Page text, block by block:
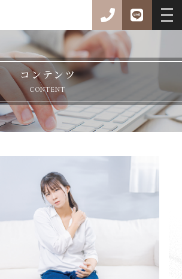
コンテンツ
CONTENT